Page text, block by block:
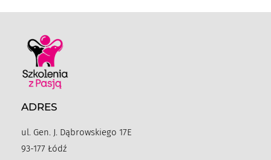
ADRES
ul. Gen. J. Dąbrowskiego 17E
93-177 Łódź